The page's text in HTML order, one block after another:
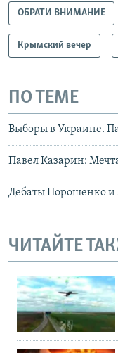
ОБРАТИ ВНИМАНИЕ
Крымский вечер
ПО ТЕМЕ
Выборы в Украине.
Павел Казарин:
Дебаты Порошенко и
ЧИТАЙТЕ